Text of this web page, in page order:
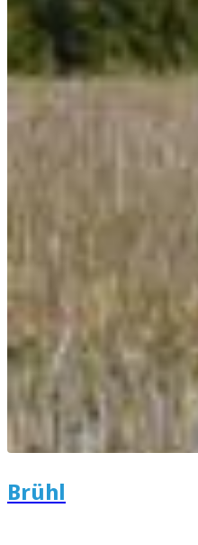
Brühl